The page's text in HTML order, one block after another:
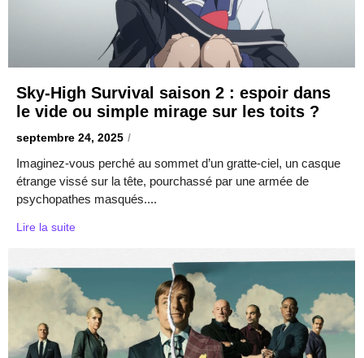
Sky-High Survival saison 2 : espoir dans
le vide ou simple mirage sur les toits ?
septembre 24, 2025 /
Imaginez-vous perché au sommet d’un gratte-ciel, un casque
étrange vissé sur la tête, pourchassé par une armée de
psychopathes masqués....
Lire la suite